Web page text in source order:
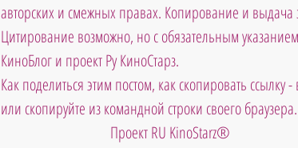
авторских и смежных правах. Копирование и
Цитирование возможно, но с обязательным
КиноБлог и проект Ру КиноСтарз.
Как поделиться этим постом, как скопировать ссылку -
или скопируйте из командной строки своего браузера.
Проект RU KinoStarz®